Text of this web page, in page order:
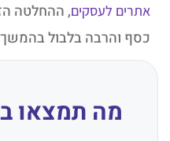
אתרים לעסקים, ההחלטה
כסף והרבה בלבול
מה תמצאו